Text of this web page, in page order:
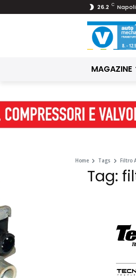
26.2 C Napoli
MAGAZINE
Home Tags Filtro
Tag: